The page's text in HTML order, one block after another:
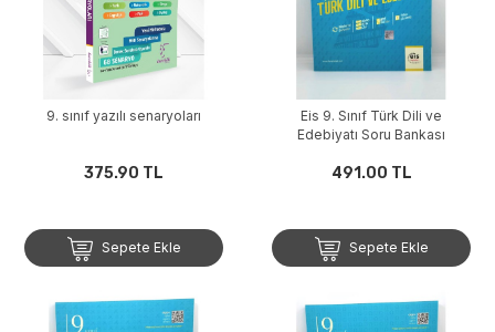
9. sınıf yazılı senaryoları
375.90 TL
Sepete Ekle
Eis 9. Sınıf Türk Dili ve
Edebiyatı Soru Bankası
491.00 TL
Sepete Ekle